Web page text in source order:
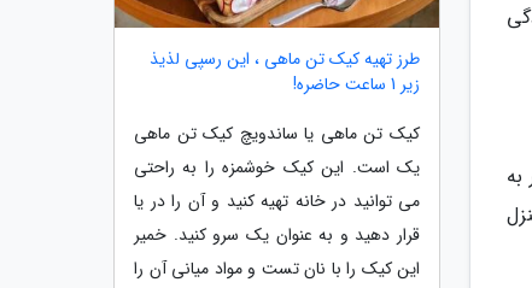
به
طرز تهیه کیک تن ماهی ، این رسپی لذیذ
زیر 1 ساعت حاضره!
کیک تن ماهی یا ساندویچ کیک تن ماهی
یک است. این کیک خوشمزه را به راحتی
می توانید در خانه تهیه کنید و آن را در یا
قرار دهید و به عنوان یک سرو کنید. خمیر
این کیک را با نان تست و مواد میانی آن را